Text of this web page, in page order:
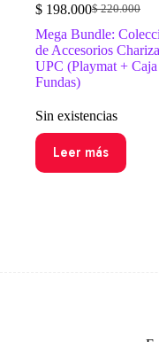
$220.000
El
precio
original
era:
$ 198.000El
precio
actual
es:
Mega Bundle:
de Accesorios
UPC (Playmat +
Fundas)
Sin existencias
Leer más